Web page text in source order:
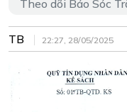
HỌC TẬP VÀ LÀM THEO
ĐẶT BÁO GIẤY ONLINE
Theo dõi Báo Sóc
TB 22:27, 28/05/2025